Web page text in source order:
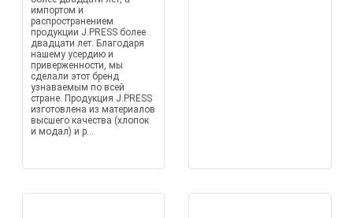
импортом и
распространением
продукции J.PRESS более
двадцати лет. Благодаря
нашему усердию и
приверженности, мы
сделали этот бренд
узнаваемым по всей
стране. Продукция J.PRESS
изготовлена из материалов
высшего качества (хлопок
и модал) и р...